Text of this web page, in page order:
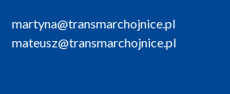
martyna@transmarchojnice.pl
mateusz@transmarchojnice.pl